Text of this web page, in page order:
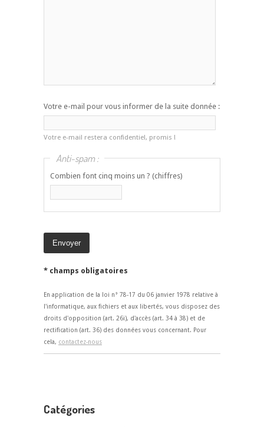
Votre e-mail pour vous informer de la suite donnée :
Votre e-mail restera confidentiel, promis !
Anti-spam :
Combien font cinq moins un ? (chiffres)
* champs obligatoires
En application de la loi n° 78-17 du 06 janvier 1978 relative à
l'informatique, aux fichiers et aux libertés, vous disposez des
droits d'opposition (art. 26i), d'accès (art. 34 à 38) et de
rectification (art. 36) des données vous concernant. Pour
cela, contactez-nous
Catégories